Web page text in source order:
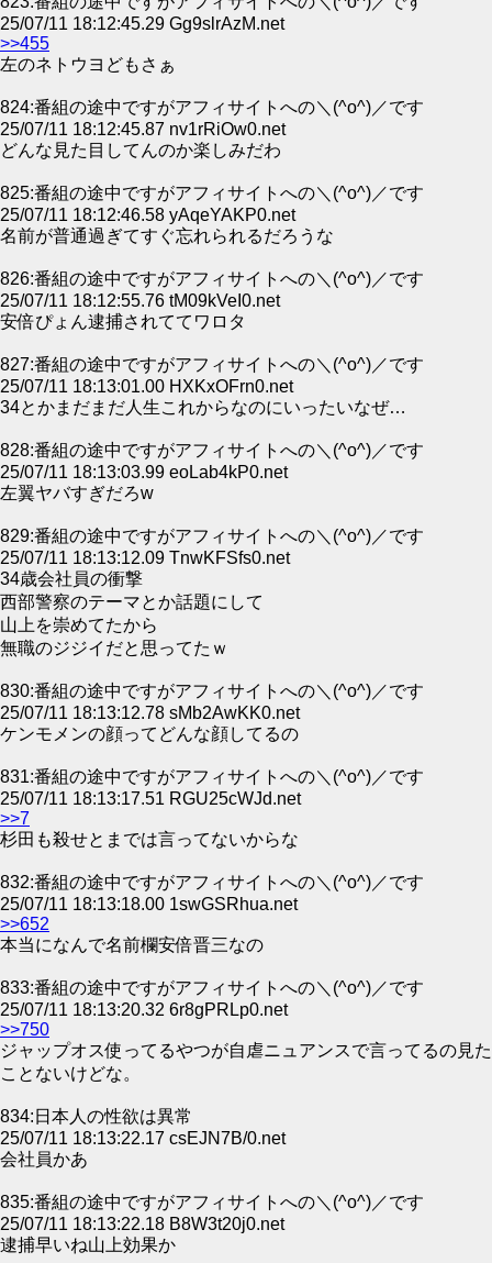
25/07/11 18:12:45.29 Gg9slrAzM.net
>>455
左のネトウヨどもさぁ
824:番組の途中ですがアフィサイトへの＼(^o^)／です
25/07/11 18:12:45.87 nv1rRiOw0.net
どんな見た目してんのか楽しみだわ
825:番組の途中ですがアフィサイトへの＼(^o^)／です
25/07/11 18:12:46.58 yAqeYAKP0.net
名前が普通過ぎてすぐ忘れられるだろうな
826:番組の途中ですがアフィサイトへの＼(^o^)／です
25/07/11 18:12:55.76 tM09kVeI0.net
安倍ぴょん逮捕されててワロタ
827:番組の途中ですがアフィサイトへの＼(^o^)／です
25/07/11 18:13:01.00 HXKxOFrn0.net
34とかまだまだ人生これからなのにいったいなぜ…
828:番組の途中ですがアフィサイトへの＼(^o^)／です
25/07/11 18:13:03.99 eoLab4kP0.net
左翼ヤバすぎだろw
829:番組の途中ですがアフィサイトへの＼(^o^)／です
25/07/11 18:13:12.09 TnwKFSfs0.net
34歳会社員の衝撃
西部警察のテーマとか話題にして
山上を崇めてたから
無職のジジイだと思ってたｗ
830:番組の途中ですがアフィサイトへの＼(^o^)／です
25/07/11 18:13:12.78 sMb2AwKK0.net
ケンモメンの顔ってどんな顔してるの
831:番組の途中ですがアフィサイトへの＼(^o^)／です
25/07/11 18:13:17.51 RGU25cWJd.net
>>7
杉田も殺せとまでは言ってないからな
832:番組の途中ですがアフィサイトへの＼(^o^)／です
25/07/11 18:13:18.00 1swGSRhua.net
>>652
本当になんで名前欄安倍晋三なの
833:番組の途中ですがアフィサイトへの＼(^o^)／です
25/07/11 18:13:20.32 6r8gPRLp0.net
>>750
ジャップオス使ってるやつが自虐ニュアンスで言ってるの見た
ことないけどな。
834:日本人の性欲は異常
25/07/11 18:13:22.17 csEJN7B/0.net
会社員かあ
835:番組の途中ですがアフィサイトへの＼(^o^)／です
25/07/11 18:13:22.18 B8W3t20j0.net
逮捕早いね山上効果か